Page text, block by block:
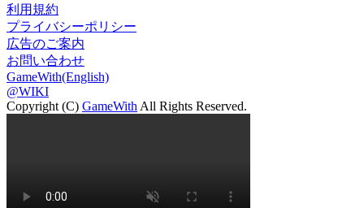
利用規約
プライバシーポリシー
広告のご案内
お問い合わせ
GameWith(English)
@WIKI
Copyright (C) GameWith All Rights Reserved.